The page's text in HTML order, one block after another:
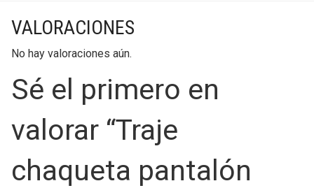
VALORACIONES
No hay valoraciones aún.
Sé el primero en
valorar “Traje
chaqueta pantalón